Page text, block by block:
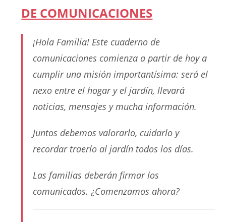
DE COMUNICACIONES
¡Hola Familia! Este cuaderno de
comunicaciones comienza a partir de hoy a
cumplir una misión importantísima: será el
nexo entre el hogar y el jardín, llevará
noticias, mensajes y mucha información.
Juntos debemos valorarlo, cuidarlo y
recordar traerlo al jardín todos los días.
Las familias deberán firmar los
comunicados. ¿Comenzamos ahora?